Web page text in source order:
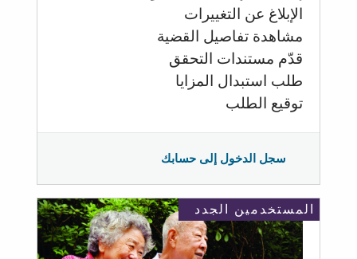
الإبلاغ عن التغييرات
مشاهدة تفاصيل القضية
قدّم مستندات التحقق
طلب استبدال المزايا
توقيع الطلب
سجل الدخول إلى حسابك
المستخدمين الجدد